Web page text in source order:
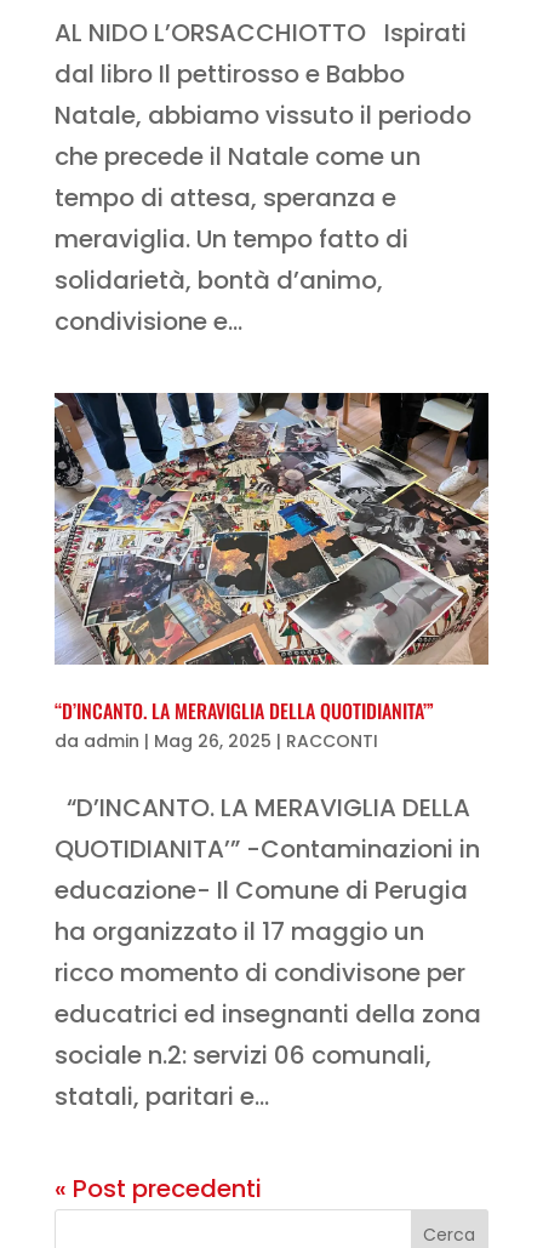
AL NIDO L’ORSACCHIOTTO Ispirati
dal libro Il pettirosso e Babbo
Natale, abbiamo vissuto il periodo
che precede il Natale come un
tempo di attesa, speranza e
meraviglia. Un tempo fatto di
solidarietà, bontà d’animo,
condivisione e...
“D’INCANTO. LA MERAVIGLIA DELLA QUOTIDIANITA’”
da admin | Mag 26, 2025 | RACCONTI
“D’INCANTO. LA MERAVIGLIA DELLA
QUOTIDIANITA’” -Contaminazioni in
educazione- Il Comune di Perugia
ha organizzato il 17 maggio un
ricco momento di condivisone per
educatrici ed insegnanti della zona
sociale n.2: servizi 06 comunali,
statali, paritari e...
« Post precedenti
Cerca